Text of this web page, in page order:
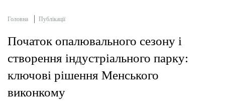
Головна Публікації
Початок опалювального сезону і
створення індустріального парку:
ключові рішення Менського
виконкому